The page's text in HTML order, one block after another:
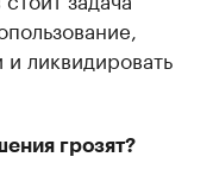
и ликвидировать
грозят?